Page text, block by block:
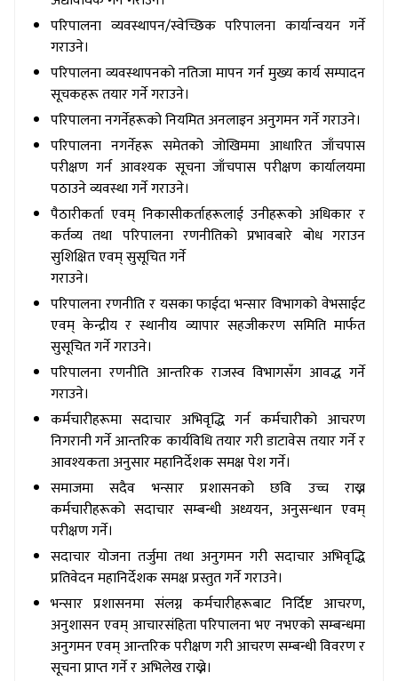
परिपालना व्यवस्थापन/स्वेच्छिक परिपालना कार्यान्वयन गर्ने
गराउने।
परिपालना व्यवस्थापनको नतिजा मापन गर्न मुख्य कार्य सम्पादन
सूचकहरू तयार गर्ने गराउने।
परिपालना नगर्नेहरूको नियमित अनलाइन अनुगमन गर्ने गराउने।
परिपालना नगर्नेहरू समेतको जोखिममा आधारित जाँचपास
परीक्षण गर्न आवश्यक सूचना जाँचपास परीक्षण कार्यालयमा
पठाउने व्यवस्था गर्ने गराउने।
पैठारीकर्ता एवम् निकासीकर्ताहरूलाई उनीहरूको अधिकार र
कर्तव्य तथा परिपालना रणनीतिको प्रभावबारे बोध गराउन
सुशिक्षित एवम् सुसूचित गर्ने
गराउने।
परिपालना रणनीति र यसका फाईदा भन्सार विभागको वेभसाईट
एवम् केन्द्रीय र स्थानीय व्यापार सहजीकरण समिति मार्फत
सुसूचित गर्ने गराउने।
परिपालना रणनीति आन्तरिक राजस्व विभागसँग आवद्ध गर्ने
गराउने।
कर्मचारीहरूमा सदाचार अभिवृद्धि गर्न कर्मचारीको आचरण
निगरानी गर्ने आन्तरिक कार्यविधि तयार गरी डाटावेस तयार गर्ने र
आवश्यकता अनुसार महानिर्देशक समक्ष पेश गर्ने।
समाजमा सदैव भन्सार प्रशासनको छवि उच्च राख्न
कर्मचारीहरूको सदाचार सम्बन्धी अध्ययन, अनुसन्धान एवम्
परीक्षण गर्ने।
सदाचार योजना तर्जुमा तथा अनुगमन गरी सदाचार अभिवृद्धि
प्रतिवेदन महानिर्देशक समक्ष प्रस्तुत गर्ने गराउने।
भन्सार प्रशासनमा संलग्न कर्मचारीहरूबाट निर्दिष्ट आचरण,
अनुशासन एवम् आचारसंहिता परिपालना भए नभएको सम्बन्धमा
अनुगमन एवम् आन्तरिक परीक्षण गरी आचरण सम्बन्धी विवरण र
सूचना प्राप्त गर्ने र अभिलेख राख्ने।